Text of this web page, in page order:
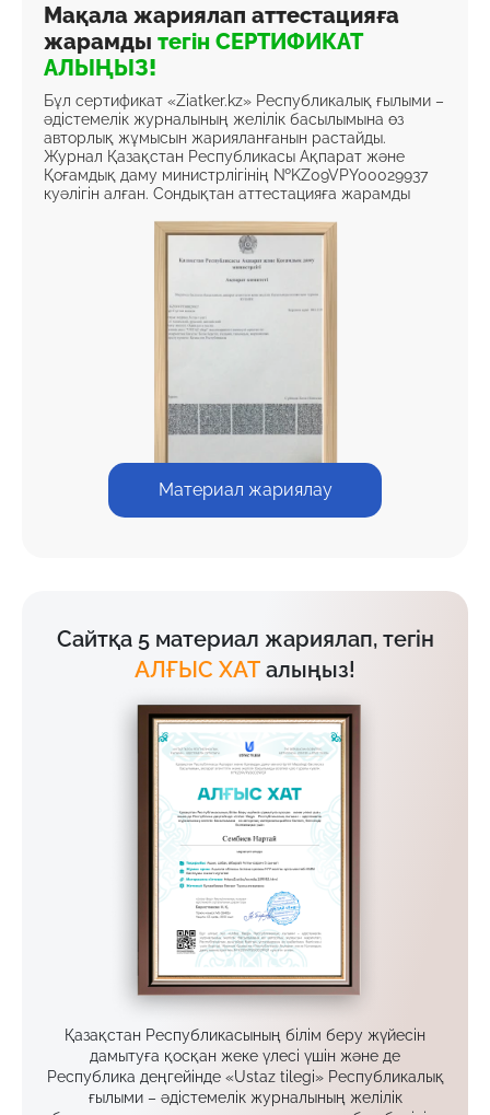
Мақала жариялап аттестацияға
жарамды тегін СЕРТИФИКАТ
АЛЫҢЫЗ!
Бұл сертификат «Ziatker.kz» Республикалық ғылыми –
әдістемелік журналының желілік басылымына өз
авторлық жұмысын жарияланғанын растайды.
Журнал Қазақстан Республикасы Ақпарат және
Қоғамдық даму министрлігінің №KZ09VPY00029937
куәлігін алған. Сондықтан аттестацияға жарамды
Материал жариялау
Сайтқа 5 материал жариялап, тегін
АЛҒЫС ХАТ алыңыз!
Қазақстан Республикасының білім беру жүйесін
дамытуға қосқан жеке үлесі үшін және де
Республика деңгейінде «Ustaz tilegi» Республикалық
ғылыми – әдістемелік журналының желілік